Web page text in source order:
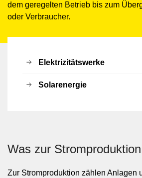
dem geregelten Betrieb bis zum
oder Verbraucher.
Elektrizitätswerke
Solarenergie
Was zur
Zur Stromproduktion zählen Anlagen